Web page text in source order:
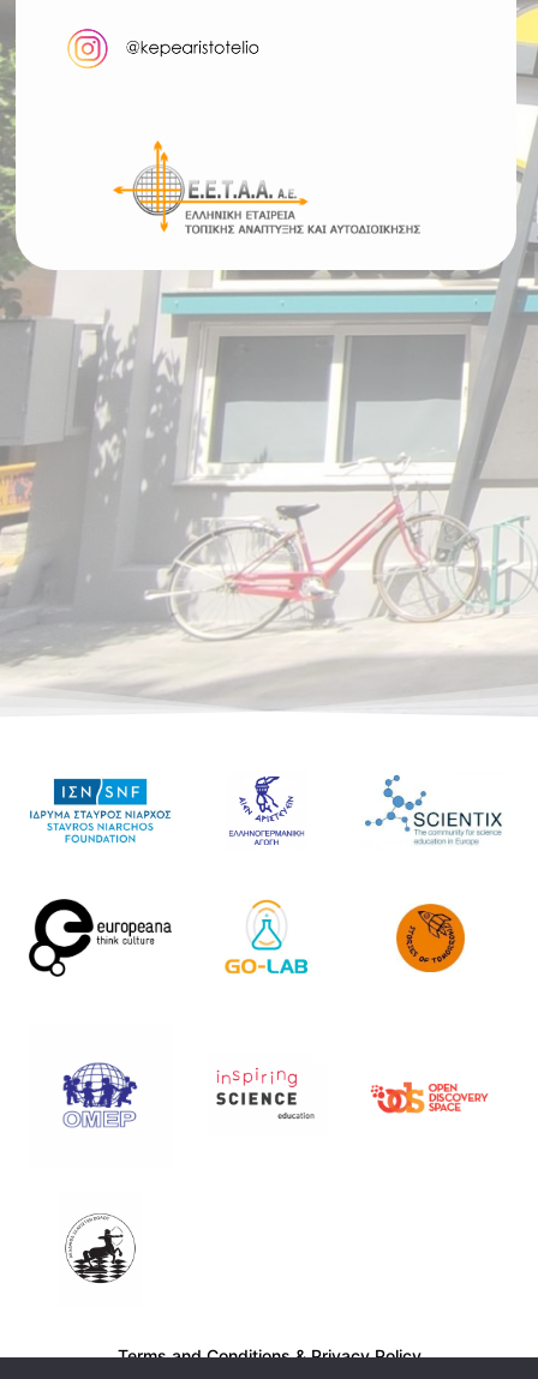
Terms and Conditions&Privacy Policy